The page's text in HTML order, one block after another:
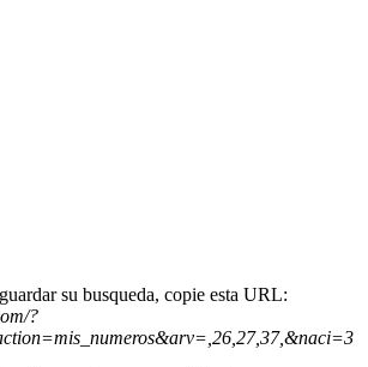
su busqueda, copie esta URL:
?